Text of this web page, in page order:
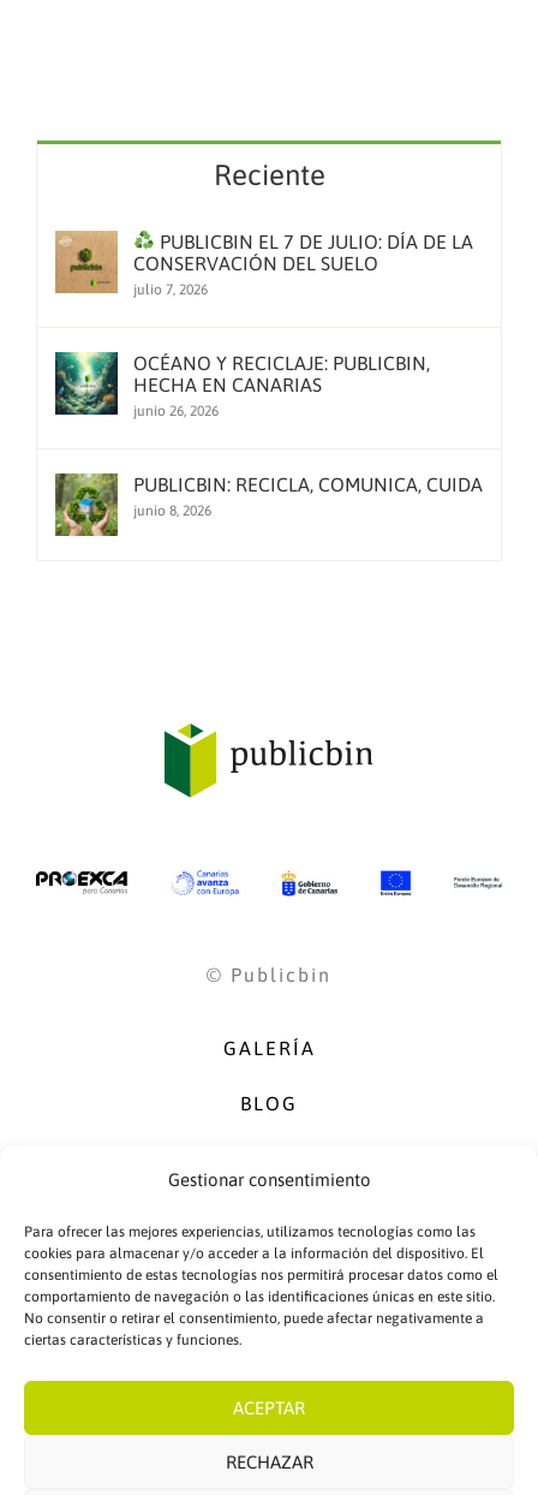
Gestionar consentimiento
Para ofrecer las mejores experiencias, utilizamos tecnologías como las
cookies para almacenar y/o acceder a la información del dispositivo. El
consentimiento de estas tecnologías nos permitirá procesar datos como el
comportamiento de navegación o las identificaciones únicas en este sitio.
No consentir o retirar el consentimiento, puede afectar negativamente a
ciertas características y funciones.
ACEPTAR
RECHAZAR
Reciente
PUBLICBIN EL 7 DE JULIO: DÍA DE LA
CONSERVACIÓN DEL SUELO
julio 7, 2026
OCÉANO Y RECICLAJE: PUBLICBIN,
HECHA EN CANARIAS
junio 26, 2026
PUBLICBIN: RECICLA, COMUNICA, CUIDA
junio 8, 2026
© Publicbin
GALERÍA
BLOG
POLÍTICA DE CALIDAD
POLÍTICA DE PRIVACIDAD